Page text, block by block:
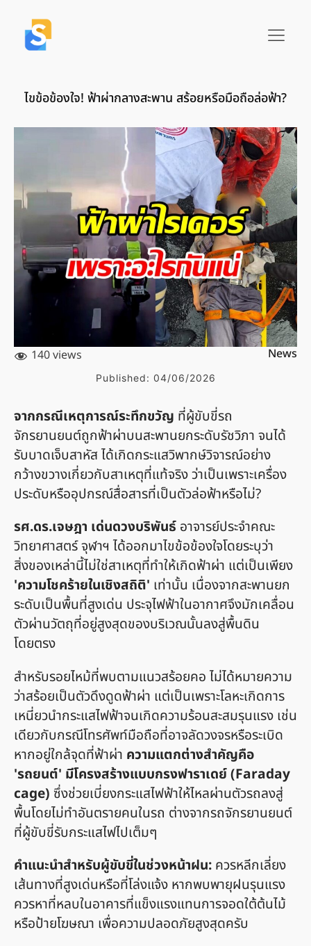
ไขข้อข้องใจ! ฟ้าผ่ากลางสะพาน สร้อยหรือมือถือล่อฟ้า?
140 views News
Published: 04/06/2026
จากกรณีเหตุการณ์ระทึกขวัญ ที่ผู้ขับขี่รถ
จักรยานยนต์ถูกฟ้าผ่าบนสะพานยกระดับรัชวิภา จนได้
รับบาดเจ็บสาหัส ได้เกิดกระแสวิพากษ์วิจารณ์อย่าง
กว้างขวางเกี่ยวกับสาเหตุที่แท้จริง ว่าเป็นเพราะเครื่อง
ประดับหรืออุปกรณ์สื่อสารที่เป็นตัวล่อฟ้าหรือไม่?
รศ.ดร.เจษฎา เด่นดวงบริพันธ์ อาจารย์ประจำคณะ
วิทยาศาสตร์ จุฬาฯ ได้ออกมาไขข้อข้องใจโดยระบุว่า
สิ่งของเหล่านี้ไม่ใช่สาเหตุที่ทำให้เกิดฟ้าผ่า แต่เป็นเพียง
'ความโชคร้ายในเชิงสถิติ' เท่านั้น เนื่องจากสะพานยก
ระดับเป็นพื้นที่สูงเด่น ประจุไฟฟ้าในอากาศจึงมักเคลื่อน
ตัวผ่านวัตถุที่อยู่สูงสุดของบริเวณนั้นลงสู่พื้นดิน
โดยตรง
สำหรับรอยไหม้ที่พบตามแนวสร้อยคอ ไม่ได้หมายความ
ว่าสร้อยเป็นตัวดึงดูดฟ้าผ่า แต่เป็นเพราะโลหะเกิดการ
เหนี่ยวนำกระแสไฟฟ้าจนเกิดความร้อนสะสมรุนแรง เช่น
เดียวกับกรณีโทรศัพท์มือถือที่อาจลัดวงจรหรือระเบิด
หากอยู่ใกล้จุดที่ฟ้าผ่า ความแตกต่างสำคัญคือ
'รถยนต์' มีโครงสร้างแบบกรงฟาราเดย์ (Faraday
cage) ซึ่งช่วยเบี่ยงกระแสไฟฟ้าให้ไหลผ่านตัวรถลงสู่
พื้นโดยไม่ทำอันตรายคนในรถ ต่างจากรถจักรยานยนต์
ที่ผู้ขับขี่รับกระแสไฟไปเต็มๆ
คำแนะนำสำหรับผู้ขับขี่ในช่วงหน้าฝน: ควรหลีกเลี่ยง
เส้นทางที่สูงเด่นหรือที่โล่งแจ้ง หากพบพายุฝนรุนแรง
ควรหาที่หลบในอาคารที่แข็งแรงแทนการจอดใต้ต้นไม้
หรือป้ายโฆษณา เพื่อความปลอดภัยสูงสุดครับ